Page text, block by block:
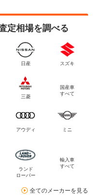
定相場を調べる
日産 スズキ
三菱
国産車
すべて
アウディ ミニ
ランド
ローバー
輸入車
すべて
全てのメーカーを見る